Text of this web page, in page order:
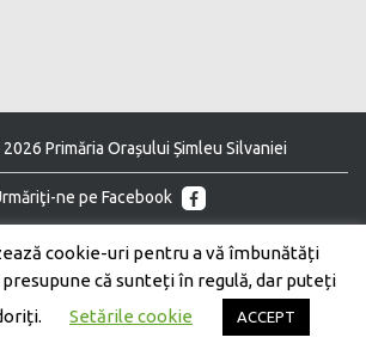
Primăria Orașului Șimleu Silvaniei
ne pe Facebook
Urmăriţi-ne pe Youtube
cookie-uri pentru a vă îmbunătăți
că sunteți în regulă, dar puteți
Setările cookie ACCEPT